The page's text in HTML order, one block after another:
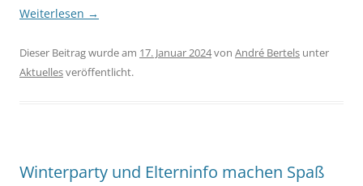
Weiterlesen →
Dieser Beitrag wurde am 17. Januar 2024von André Bertels unter
Aktuellesveröffentlicht.
Winterparty und Elterninfo machen Spaß